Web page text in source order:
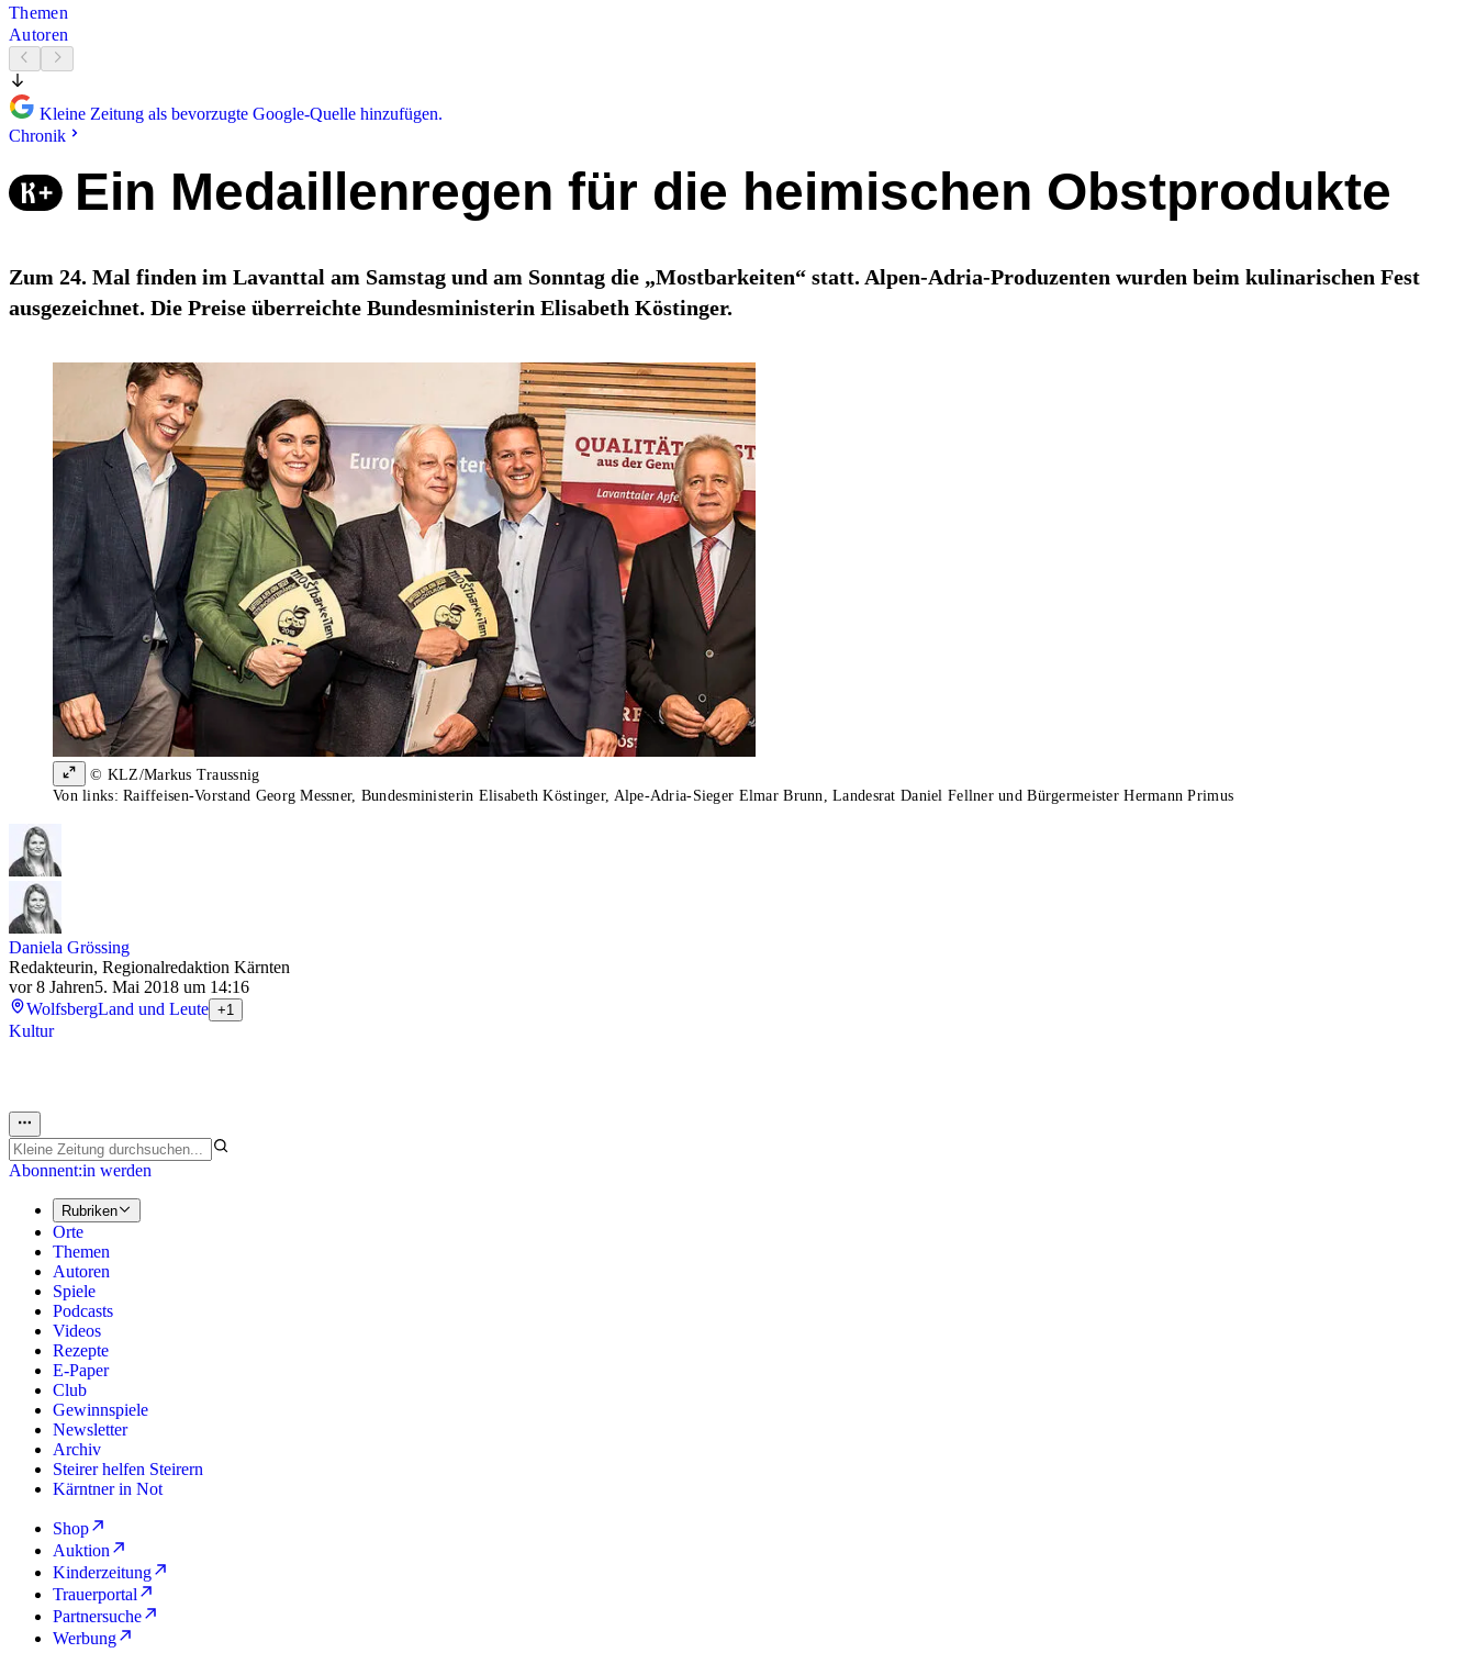
Themen
Autoren
Kleine Zeitung als bevorzugte Google-Quelle hinzufügen.
Chronik
Ein Medaillenregen für die heimischen Obstprodukte
Zum 24. Mal finden im Lavanttal am Samstag und am Sonntag die „Mostbarkeiten“ statt. Alpen-Adria-Produzenten wurden beim kulinarischen Fest
ausgezeichnet. Die Preise überreichte Bundesministerin Elisabeth Köstinger.
© KLZ/Markus Traussnig
Von links: Raiffeisen-Vorstand Georg Messner, Bundesministerin Elisabeth Köstinger, Alpe-Adria-Sieger Elmar Brunn, Landesrat Daniel Fellner und Bürgermeister Hermann Primus
Daniela Grössing
Redakteurin, Regionalredaktion Kärnten
vor 8 Jahren5. Mai 2018 um 14:16
WolfsbergLand und Leute +1
Kultur
Abonnent:in werden
Rubriken
Orte
Themen
Autoren
Spiele
Podcasts
Videos
Rezepte
E-Paper
Club
Gewinnspiele
Newsletter
Archiv
Steirer helfen Steirern
Kärntner in Not
Shop
Auktion
Kinderzeitung
Trauerportal
Partnersuche
Werbung